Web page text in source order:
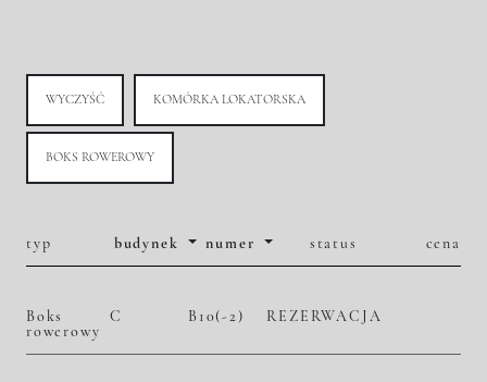
WYCZYŚĆ KOMÓRKA LOKATORSKA
BOKS ROWEROWY
typ budynek numer status cena
Boks
rowerowy
C B10(-2) REZERWACJA